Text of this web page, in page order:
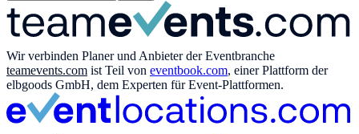
Wir verbinden Planer und Anbieter der Eventbranche
teamevents.com ist Teil von eventbook.com, einer Plattform der
elbgoods GmbH, dem Experten für Event-Plattformen.